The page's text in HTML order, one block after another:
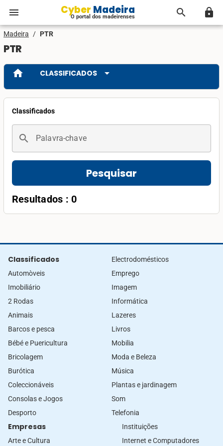
menu Cyber Madeira
O portal dos madeirenses search lock
Madeira / PTR
PTR
home CLASSIFICADOS arrow_drop_down
Classificados
search Palavra-chave
Pesquisar
Resultados : 0
Classificados
Automòveis
Imobiliário
2 Rodas
Animais
Barcos e pesca
Bébé e Puericultura
Bricolagem
Burótica
Coleccionáveis
Consolas e Jogos
Desporto
Electrodomésticos
Emprego
Imagem
Informática
Lazeres
Livros
Mobilia
Moda e Beleza
Música
Plantas e jardinagem
Som
Telefonia
Empresas
Arte e Cultura
Instituições
Internet e Computadores